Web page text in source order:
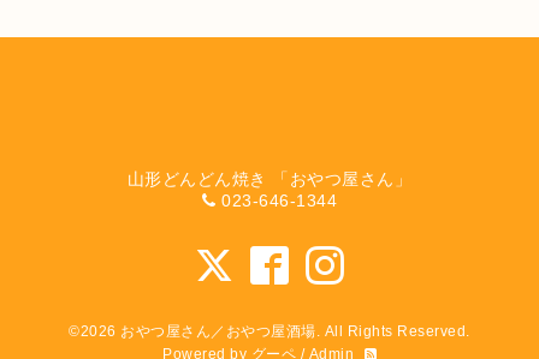
山形どんどん焼き 「おやつ屋さん」
023-646-1344
©2026 おやつ屋さん／おやつ屋酒場. All Rights Reserved.
Powered by グーペ / Admin